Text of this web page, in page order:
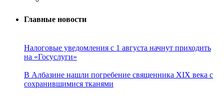
Главные новости
Налоговые уведомления с 1 августа начнут приходить
на «Госуслуги»
В Албазине нашли погребение священника XIX века с
сохранившимися тканями